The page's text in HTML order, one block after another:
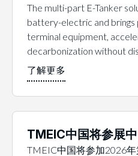
The multi-part E-Tanker
battery-electric and
terminal equipment,
decarbonization without
TMEIC中国将参展
TMEIC中国将参加2026